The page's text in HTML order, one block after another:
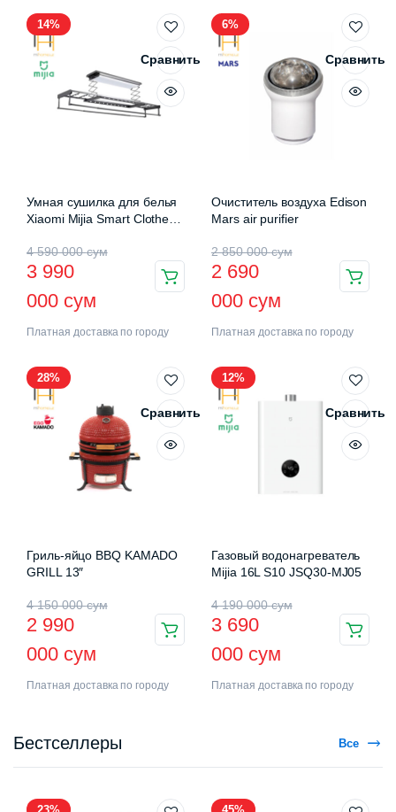
14%
Сравнить
Умная сушилка для белья
Xiaomi Mijia Smart Clothes
4 590 000сум
3 990
000 сум
Платная доставка по городу
6%
Сравнить
Очиститель воздуха Edison
Mars air purifier
2 850 000сум
2 690
000 сум
Платная доставка по городу
28%
Сравнить
Гриль-яйцо BBQ KAMADO
GRILL 13″
4 150 000сум
2 990
000 сум
Платная доставка по городу
12%
Сравнить
Газовый водонагреватель
Mijia 16L S10 JSQ30-MJ05
4 190 000сум
3 690
000 сум
Платная доставка по городу
Бестселлеры Все
23% 45%